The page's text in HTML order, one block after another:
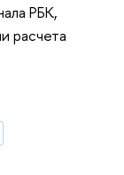
РБК,
расчета